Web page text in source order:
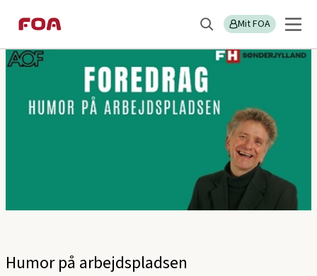
til
hovedindhold
til
hovedmenu
Søg Mit FOA
menu
FOA Sønderjylland
Humor på arbejdspladsen